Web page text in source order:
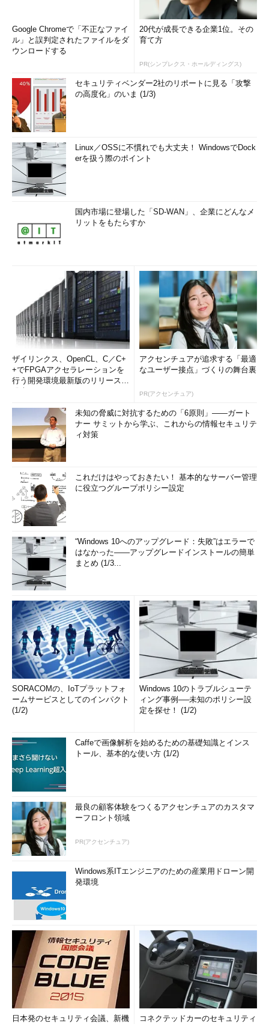
Google Chromeで「不正なファイ
ル」と誤判定されたファイルをダ
ウンロードする
20代が成長できる企業1位。その
育て方
PR(シンプレクス・ホールディングス)
セキュリティベンダー2社のリポートに見る「攻撃
の高度化」のいま (1/3)
Linux／OSSに不慣れでも大丈夫！ WindowsでDock
erを扱う際のポイント
国内市場に登場した「SD-WAN」、企業にどんなメ
リットをもたらすか
ザイリンクス、OpenCL、C／C+
+でFPGAアクセラレーションを
行う開発環境最新版のリリースを
アクセンチュアが追求する「最適
なユーザー接点」づくりの舞台裏
PR(アクセンチュア)
未知の脅威に対抗するための「6原則」――ガート
ナー サミットから学ぶ、これからの情報セキュリテ
ィ対策
これだけはやっておきたい！ 基本的なサーバー管理
に役立つグループポリシー設定
“Windows 10へのアップグレード：失敗”はエラーで
はなかった――アップグレードインストールの簡単
まとめ (1/3...
SORACOMの、IoTプラットフォ
ームサービスとしてのインパクト
(1/2)
Windows 10のトラブルシューテ
ィング事例──未知のポリシー設
定を探せ！ (1/2)
Caffeで画像解析を始めるための基礎知識とインス
トール、基本的な使い方 (1/2)
最良の顧客体験をつくるアクセンチュアのカスタマ
ーフロント領域
PR(アクセンチュア)
Windows系ITエンジニアのための産業用ドローン開
発環境
日本発のセキュリティ会議、新機
コネクテッドカーのセキュリティ